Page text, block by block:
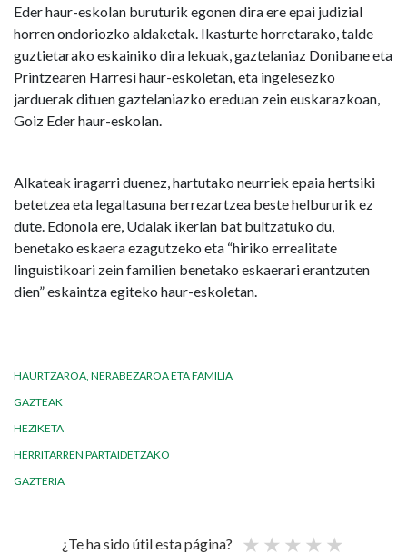
Eder haur-eskolan buruturik egonen dira ere epai judizial
horren ondoriozko aldaketak. Ikasturte horretarako, talde
guztietarako eskainiko dira lekuak, gaztelaniaz Donibane eta
Printzearen Harresi haur-eskoletan, eta ingelesezko
jarduerak dituen gaztelaniazko ereduan zein euskarazkoan,
Goiz Eder haur-eskolan.
Alkateak iragarri duenez, hartutako neurriek epaia hertsiki
betetzea eta legaltasuna berrezartzea beste helbururik ez
dute. Edonola ere, Udalak ikerlan bat bultzatuko du,
benetako eskaera ezagutzeko eta “hiriko errealitate
linguistikoari zein familien benetako eskaerari erantzuten
dien” eskaintza egiteko haur-eskoletan.
HAURTZAROA, NERABEZAROA ETA FAMILIA
GAZTEAK
HEZIKETA
HERRITARREN PARTAIDETZAKO
GAZTERIA
¿Te ha sido útil esta página?